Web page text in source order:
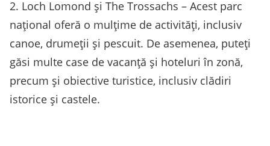
2. Loch Lomond și The Trossachs – Acest parc
național oferă o mulțime de activități, inclusiv
canoe, drumeții și pescuit. De asemenea, puteți
găsi multe case de vacanță și hoteluri în zonă,
precum și obiective turistice, inclusiv clădiri
istorice și castele.